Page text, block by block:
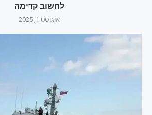
לחשוב קדימה
אוגוסט 1, 2025